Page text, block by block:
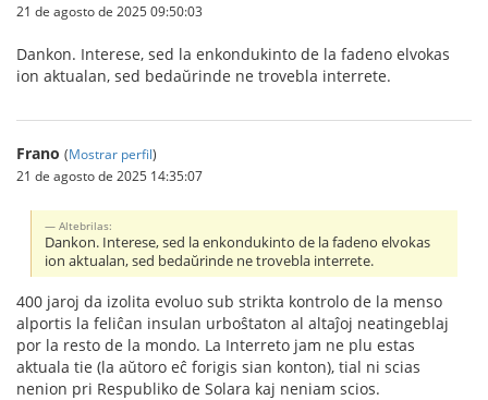
21 de agosto de 2025 09:50:03
Dankon. Interese, sed la enkondukinto de la fadeno elvokas
ion aktualan, sed bedaŭrinde ne trovebla interrete.
Frano (Mostrar perfil)
21 de agosto de 2025 14:35:07
Altebrilas:
Dankon. Interese, sed la enkondukinto de la fadeno elvokas
ion aktualan, sed bedaŭrinde ne trovebla interrete.
400 jaroj da izolita evoluo sub strikta kontrolo de la menso
alportis la feliĉan insulan urboŝtaton al altaĵoj neatingeblaj
por la resto de la mondo. La Interreto jam ne plu estas
aktuala tie (la aŭtoro eĉ forigis sian konton), tial ni scias
nenion pri Respubliko de Solara kaj neniam scios.